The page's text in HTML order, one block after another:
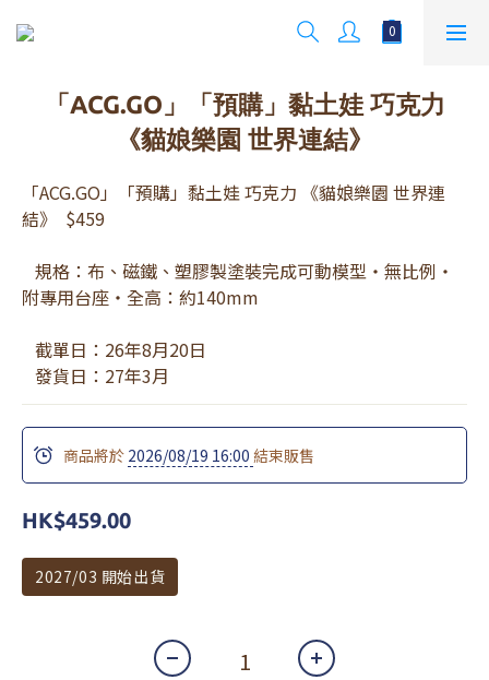
「ACG.GO」「預購」黏土娃 巧克力
《貓娘樂園 世界連結》
「ACG.GO」「預購」黏土娃 巧克力 《貓娘樂園 世界連
結》  $459
附專用台座・全高：約140mm
   截單日：26年8月20日
   發貨日：27年3月
商品將於 2026/08/19 16:00 結束販售
HK$459.00
2027/03 開始出貨